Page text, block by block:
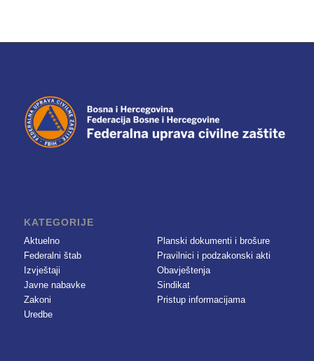
KATEGORIJE
Aktuelno
Federalni štab
Izvještaji
Javne nabavke
Zakoni
Uredbe
Planski dokumenti i brošure
Pravilnici i podzakonski akti
Obavještenja
Sindikat
Pristup informacijama